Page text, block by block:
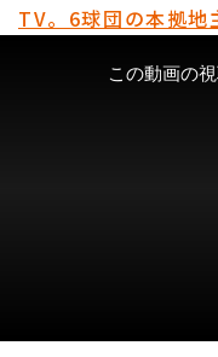
TV。6球団の本拠地